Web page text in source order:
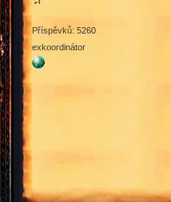
Příspěvků: 5260
exkoordinátor